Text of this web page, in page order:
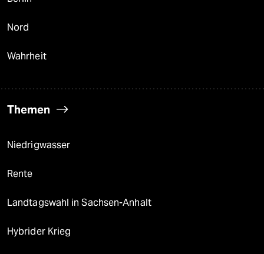
Nord
Wahrheit
Themen
Niedrigwasser
Rente
Landtagswahl in Sachsen-Anhalt
Hybrider Krieg